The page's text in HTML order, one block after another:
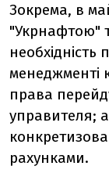
Зокрема, в
"Укрнафтою"
менеджменті
права
управителя;
рахунками.